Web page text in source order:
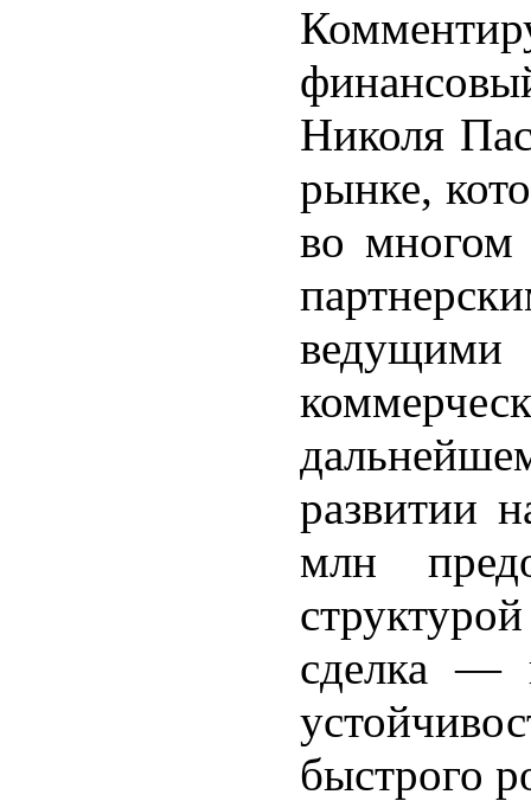
Николя
рынке,
во многом
развитии
млн
сделка ―
быстрого